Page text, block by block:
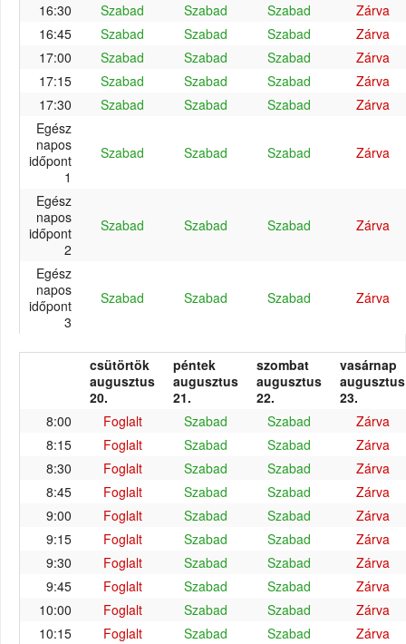
16:30 Szabad Szabad Szabad
Zárva
16:45
Szabad Szabad Szabad
Zárva
17:00
Szabad Szabad Szabad
Zárva
17:15
Szabad Szabad Szabad
Zárva
17:30
Szabad Szabad Szabad
Zárva
Egész
napos
időpont
1
Szabad Szabad Szabad Zárva
Egész
napos
időpont
2
Szabad Szabad Szabad Zárva
Egész
napos
időpont
3
Szabad Szabad Szabad Zárva
csütörtök
augusztus
20.
péntek
augusztus
21.
szombat
augusztus
22.
vasárnap
augusztus
23.
8:00
Foglalt Szabad Szabad
Zárva
8:15
Foglalt Szabad Szabad
Zárva
8:30
Foglalt Szabad Szabad
Zárva
8:45
Foglalt Szabad Szabad
Zárva
9:00
Foglalt Szabad Szabad
Zárva
9:15
Foglalt Szabad Szabad
Zárva
9:30
Foglalt Szabad Szabad
Zárva
9:45
Foglalt Szabad Szabad
Zárva
10:00
Foglalt Szabad Szabad
Zárva
10:15
Foglalt Szabad Szabad
Zárva